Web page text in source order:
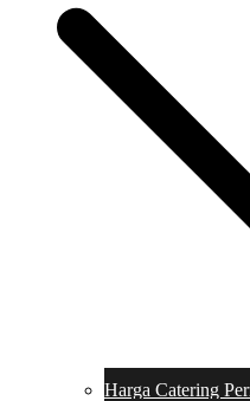
Harga Catering